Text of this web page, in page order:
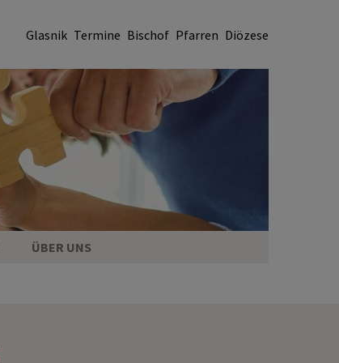
Glasnik Termine Bischof Pfarren Diözese
ÜBER UNS